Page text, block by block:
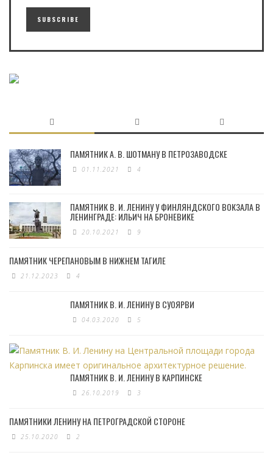
ПАМЯТНИК А. В. ШОТМАНУ В ПЕТРОЗАВОДСКЕ
01.11.2021 4
ПАМЯТНИК В. И. ЛЕНИНУ У ФИНЛЯНДСКОГО ВОКЗАЛА В
ЛЕНИНГРАДЕ: ИЛЬИЧ НА БРОНЕВИКЕ
20.10.2021 9
ПАМЯТНИК ЧЕРЕПАНОВЫМ В НИЖНЕМ ТАГИЛЕ
21.12.2023 4
ПАМЯТНИК В. И. ЛЕНИНУ В СУОЯРВИ
04.03.2020 5
ПАМЯТНИК В. И. ЛЕНИНУ В КАРПИНСКЕ
26.10.2019 3
ПАМЯТНИКИ ЛЕНИНУ НА ПЕТРОГРАДСКОЙ СТОРОНЕ
25.10.2020 2